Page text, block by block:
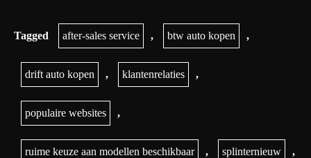
Tagged after-sales service , btw auto kopen ,
drift auto kopen , klantenrelaties ,
populaire websites ,
ruime keuze aan modellen beschikbaar , splinternieuw ,